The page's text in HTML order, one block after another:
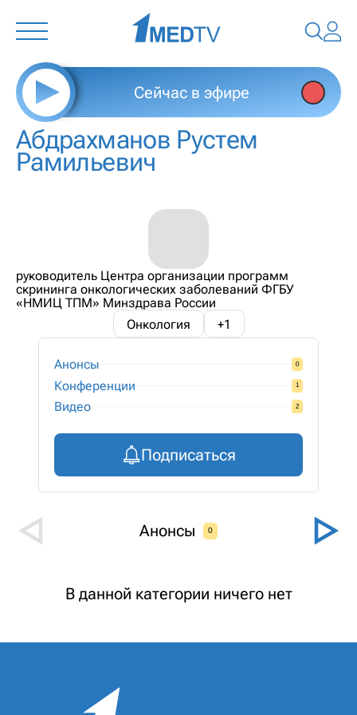
Сейчас в эфире
Абдрахманов Рустем
Рамильевич
руководитель Центра организации программ
скрининга онкологических заболеваний ФГБУ
«НМИЦ ТПМ» Минздрава России
Онкология
+1
Анонсы 0
Конференции 1
Видео 2
Подписаться
Анонсы 0
В данной категории ничего нет